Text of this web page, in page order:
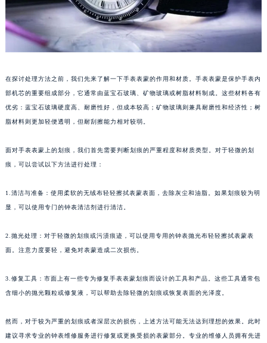
在探讨处理方法之前，我们先来了解一下手表表蒙的作用和材质。手表表蒙是保护手表内
部机芯的重要组成部分，它通常由蓝宝石玻璃、矿物玻璃或树脂材料制成。这些材料各有
优劣：蓝宝石玻璃硬度高、耐磨性好，但成本较高；矿物玻璃则兼具耐磨性和经济性；树
脂材料则更加轻便透明，但耐刮擦能力相对较弱。
面对手表表蒙上的划痕，我们首先需要判断划痕的严重程度和材质类型。对于轻微的划
痕，可以尝试以下方法进行处理：
1.清洁与准备：使用柔软的无绒布轻轻擦拭表蒙表面，去除灰尘和油脂。如果划痕较为明
显，可以使用专门的钟表清洁剂进行清洁。
2.抛光处理：对于轻微的划痕或污渍痕迹，可以使用专用的钟表抛光布轻轻擦拭表蒙表
面。注意力度要轻，避免对表蒙造成二次损伤。
3.修复工具：市面上有一些专为修复手表表蒙划痕而设计的工具和产品。这些工具通常包
含细小的抛光颗粒或修复液，可以帮助去除轻微的划痕或恢复表面的光泽度。
然而，对于较为严重的划痕或者深层次的损伤，上述方法可能无法达到理想的效果。此时
建议寻求专业的钟表维修服务进行修复或更换受损的表蒙部分。专业的维修人员拥有先进